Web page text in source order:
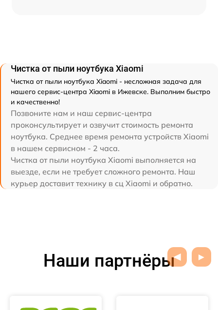
Чистка от пыли ноутбука Xiaomi
Чистка от пыли ноутбука Xiaomi - несложная задача для
нашего сервис-центра Xiaomi в Ижевске. Выполним быстро
и качественно!
Позвоните нам и наш сервис-центра
проконсультирует и озвучит стоимость ремонта
ноутбука. Среднее время ремонта устройств Xiaomi
в нашем сервисном - 2 часа.
Чистка от пыли ноутбука Xiaomi выполняется на
выезде, если не требует сложного ремонта. Наш
курьер доставит технику в сц Xiaomi и обратно.
Наши партнёры